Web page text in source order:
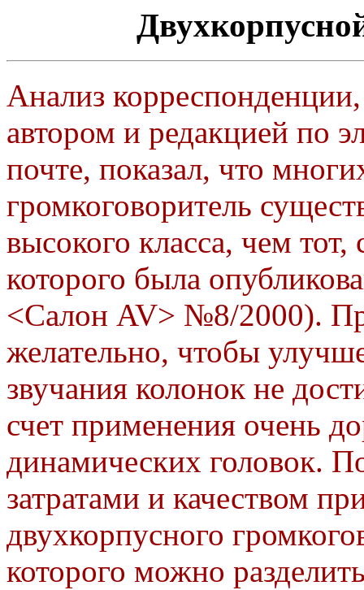
Анализ
автором и редакцией по
почте, показал, что
громкоговоритель
высокого класса, чем тот,
которого была
<Салон AV> №8/2000).
желательно, чтобы
звучания колонок не
счет применения очень
динамических головок.
затратами и качеством
двухкорпусного
которого можно